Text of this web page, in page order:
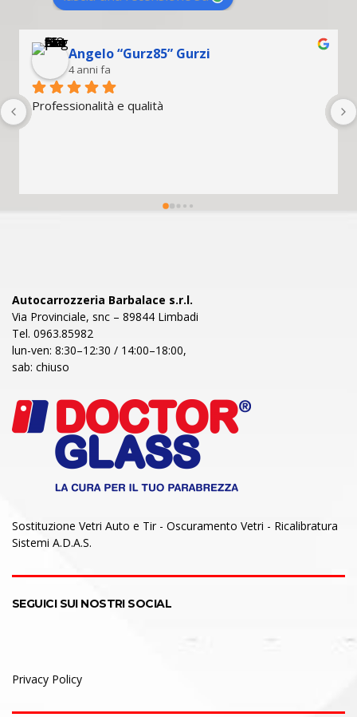
Maurizio Esposito
4 anni fa
Sempre attenti alle innovazioni
Autocarrozzeria Barbalace s.r.l.
Via Provinciale, snc – 89844 Limbadi
Tel. 0963.85982
lun-ven: 8:30–12:30 / 14:00–18:00,
sab: chiuso
Sostituzione Vetri Auto e Tir - Oscuramento Vetri - Ricalibratura
Sistemi A.D.A.S.
SEGUICI SUI NOSTRI SOCIAL
Privacy Policy